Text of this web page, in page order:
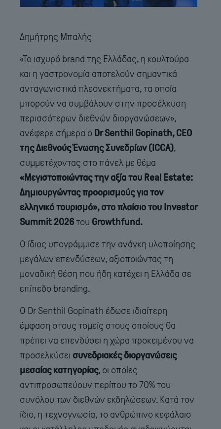
Δημήτρης Μπαλής
«Το ισχυρό brand της Ελλάδας, η κουλτούρα
και η γαστρονομία αποτελούν σημαντικά
ανταγωνιστικά πλεονεκτήματα, τα οποία
μπορούν να συμβάλουν στην προσέλκυση
περισσότερων διεθνών διοργανώσεων»,
ανέφερε σήμερα ο Dr Senthil Gopinath, CEO
της Διεθνούς Ένωσης Συνεδρίων (ICCA),
συμμετέχοντας στο πάνελ με θέμα
«Μεγιστοποιώντας την αξία του Real Estate:
Δημιουργώντας προορισμούς για τον
ελληνικό τουρισμό», στο πλαίσιο του Investor
Summit 2026του Growthfund.
Ο ίδιος υπογράμμισε την ανάγκη υλοποίησης
μεγάλων επενδύσεων, αξιοποιώντας τη
μοναδική θέση που ήδη κατέχει η Ελλάδα σε
επίπεδο branding.
Ο Dr Senthil Gopinath έδωσε ιδιαίτερη
έμφαση στους τομείς στους οποίους θα
πρέπει να επενδύσει η χώρα προκειμένου να
προσελκύσει συνεδριακές διοργανώσεις
μεσαίας κατηγορίας, οι οποίες
αντιπροσωπεύουν περίπου το 70% του
συνόλου των διεθνών εκδηλώσεων. Κατά τον
ίδιο, η τεχνογνωσία, το ανθρώπινο κεφάλαιο